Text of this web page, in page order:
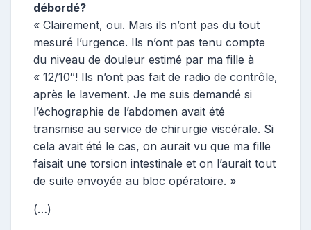
débordé?
« Clairement, oui. Mais ils n’ont pas du tout
mesuré l’urgence. Ils n’ont pas tenu compte
du niveau de douleur estimé par ma fille à
« 12/10″! Ils n’ont pas fait de radio de contrôle,
après le lavement. Je me suis demandé si
l’échographie de l’abdomen avait été
transmise au service de chirurgie viscérale. Si
cela avait été le cas, on aurait vu que ma fille
faisait une torsion intestinale et on l’aurait tout
de suite envoyée au bloc opératoire. »
(…)